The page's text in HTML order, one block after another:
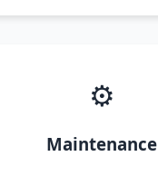
⚙️
Maintenance